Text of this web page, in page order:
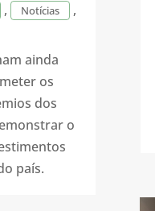
, Notícias ,
ainda
os
dos
o
país.